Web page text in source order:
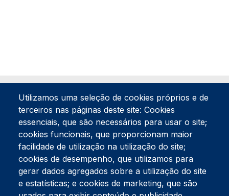
Tel:234 390 100Fax:234 390 100
Endereço Postal
Apartado 42
Rua Gil Eanes 31
Utilizamos uma seleção de cookies próprios e de
terceiros nas páginas deste site: Cookies
essenciais, que são necessários para usar o site;
cookies funcionais, que proporcionam maior
facilidade de utilização na utilização do site;
cookies de desempenho, que utilizamos para
gerar dados agregados sobre a utilização do site
e estatísticas; e cookies de marketing, que são